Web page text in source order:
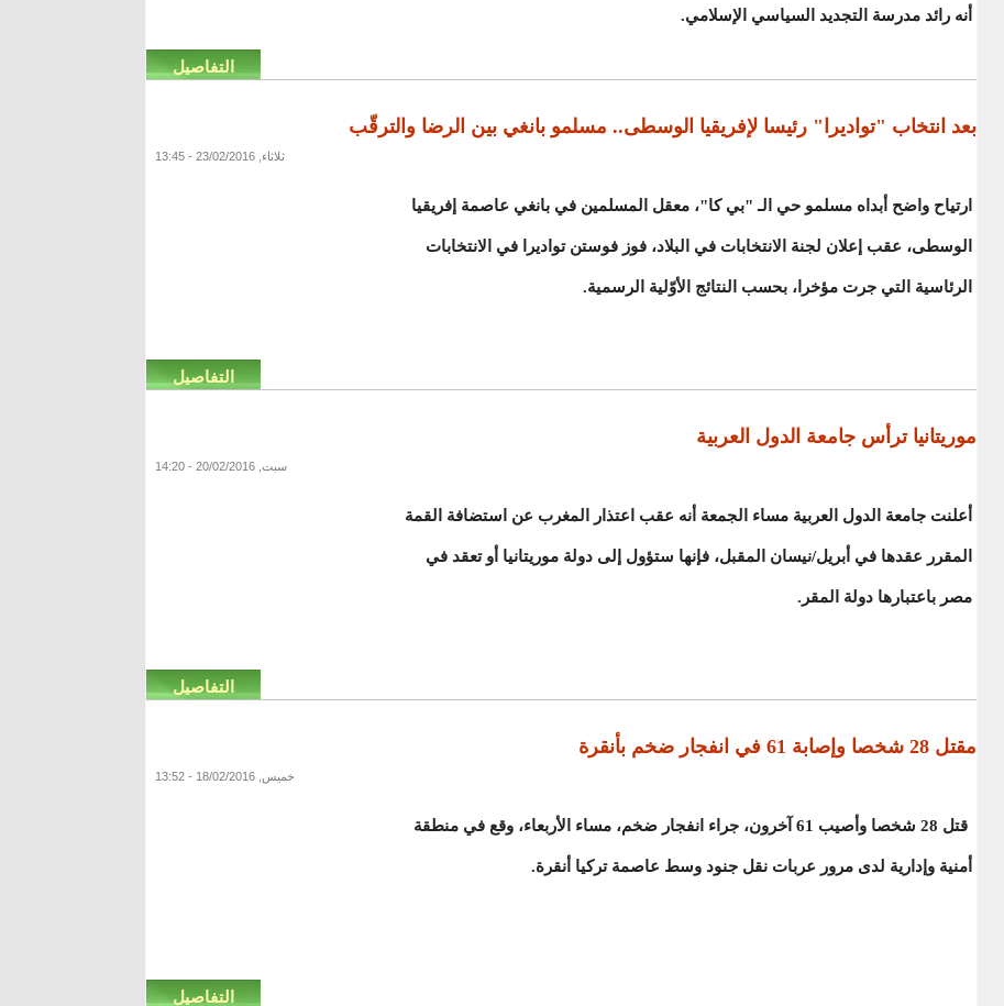
أنه رائد مدرسة التجديد السياسي الإسلامي.
التفاصيل
بعد انتخاب "تواديرا" رئيسا لإفريقيا الوسطى.. مسلمو بانغي بين الرضا والترقّب
ثلاثاء, 23/02/2016 - 13:45
ارتياح واضح أبداه مسلمو حي الـ "بي كا"، معقل المسلمين في بانغي عاصمة إفريقيا
الوسطى، عقب إعلان لجنة الانتخابات في البلاد، فوز فوستن تواديرا في الانتخابات
الرئاسية التي جرت مؤخرا، بحسب النتائج الأوّلية الرسمية.
التفاصيل
موريتانيا ترأس جامعة الدول العربية
سبت, 20/02/2016 - 14:20
أعلنت جامعة الدول العربية مساء الجمعة أنه عقب اعتذار المغرب عن استضافة القمة
المقرر عقدها في أبريل/نيسان المقبل، فإنها ستؤول إلى دولة موريتانيا أو تعقد في
مصر باعتبارها دولة المقر.
التفاصيل
مقتل 28 شخصا وإصابة 61 في انفجار ضخم بأنقرة
خميس, 18/02/2016 - 13:52
قتل 28 شخصا وأصيب 61 آخرون، جراء انفجار ضخم، مساء الأربعاء، وقع في منطقة
أمنية وإدارية لدى مرور عربات نقل جنود وسط عاصمة تركيا أنقرة.
التفاصيل